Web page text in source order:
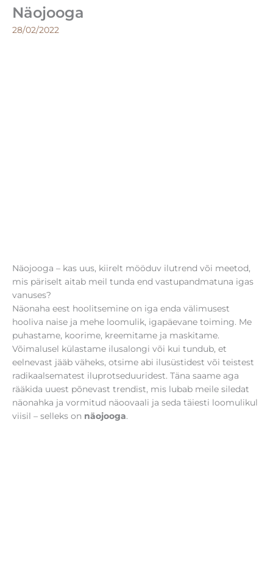
Näojooga
28/02/2022
Näojooga – kas uus, kiirelt mööduv ilutrend või meetod,
mis päriselt aitab meil tunda end vastupandmatuna igas
vanuses?
Näonaha eest hoolitsemine on iga enda välimusest
hooliva naise ja mehe loomulik, igapäevane toiming. Me
puhastame, koorime, kreemitame ja maskitame.
Võimalusel külastame ilusalongi või kui tundub, et
eelnevast jääb väheks, otsime abi ilusüstidest või teistest
radikaalsematest iluprotseduuridest. Täna saame aga
rääkida uuest põnevast trendist, mis lubab meile siledat
näonahka ja vormitud näoovaali ja seda täiesti loomulikul
viisil – selleks on näojooga.